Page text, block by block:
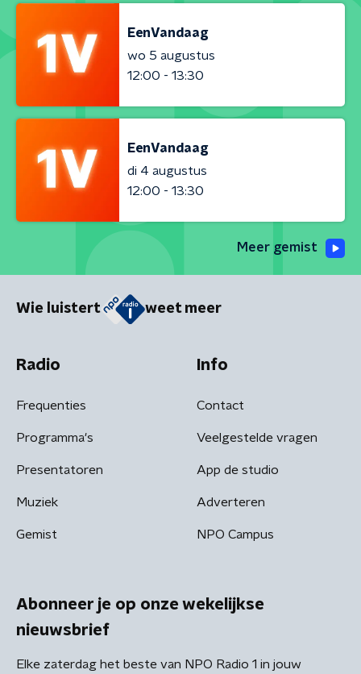
EenVandaag
wo 5 augustus
12:00 - 13:30
EenVandaag
di 4 augustus
12:00 - 13:30
Meer gemist
Wie luistert weet meer
Radio
Frequenties
Programma's
Presentatoren
Muziek
Gemist
Info
Contact
Veelgestelde vragen
App de studio
Adverteren
NPO Campus
Abonneer je op onze wekelijkse
nieuwsbrief
Elke zaterdag het beste van NPO Radio 1 in jouw